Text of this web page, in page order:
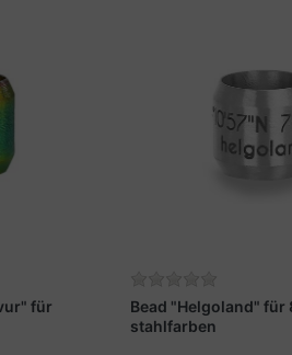
für
Bead "Helgoland" für
stahlfarben